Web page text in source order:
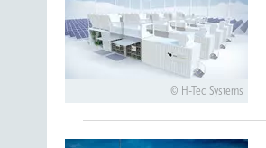
H-Tec Systems